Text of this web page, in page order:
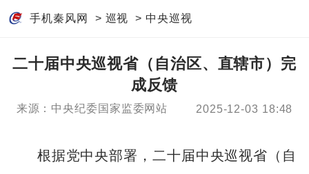
手机秦风网 > 巡视 > 中央巡视
二十届中央巡视省（自治区、直辖市）完
成反馈
来源：中央纪委国家监委网站 2025-12-03 18:48
根据党中央部署，二十届中央巡视省（自